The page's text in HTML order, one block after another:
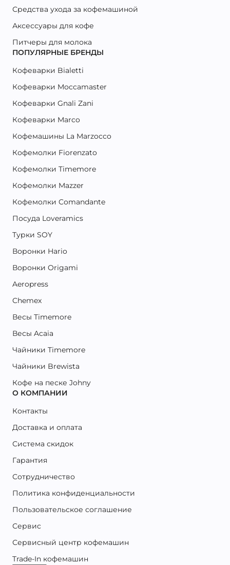
Средства ухода за кофемашиной
Аксессуары для кофе
Питчеры для молока
ПОПУЛЯРНЫЕ БРЕНДЫ
Кофеварки Bialetti
Кофеварки Moccamaster
Кофеварки Gnali Zani
Кофеварки Marco
Кофемашины La Marzocco
Кофемолки Fiorenzato
Кофемолки Timemore
Кофемолки Mazzer
Кофемолки Comandante
Посуда Loveramics
Турки SOY
Воронки Hario
Воронки Origami
Aeropress
Chemex
Весы Timemore
Весы Acaia
Чайники Timemore
Чайники Brewista
Кофе на песке Johny
О КОМПАНИИ
Контакты
Доставка и оплата
Система скидок
Гарантия
Сотрудничество
Политика конфиденциальности
Пользовательское соглашение
Сервис
Сервисный центр кофемашин
Trade-In кофемашин